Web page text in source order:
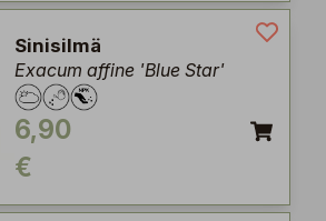
Sinisilmä
Exacum affine 'Blue Star'
6,90
€